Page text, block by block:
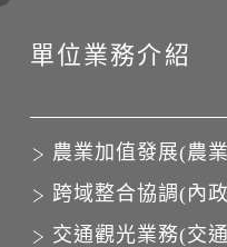
單位業務介紹
農業加值發展(農
跨域整合協調(內
交通觀光業務(交